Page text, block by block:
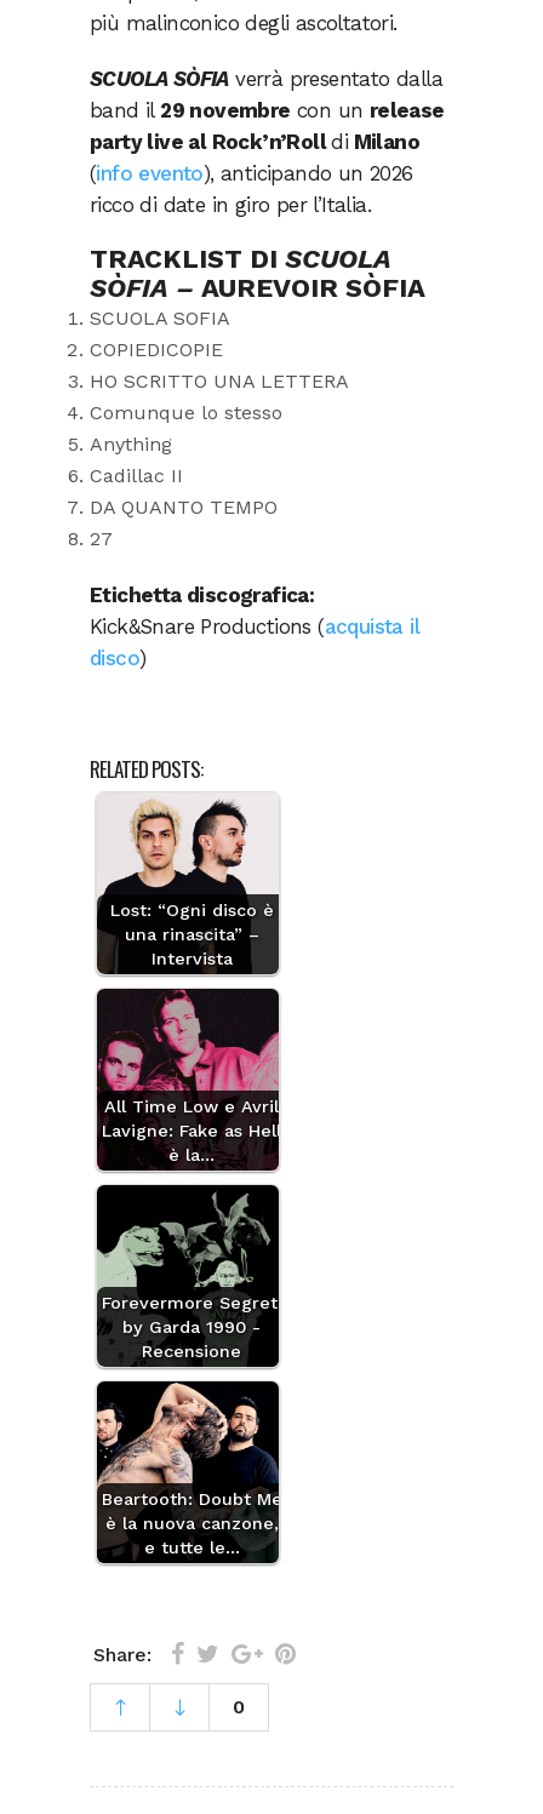
più malinconico degli ascoltatori.
SCUOLA SÒFIAverrà presentato dalla
band il 29 novembre con un release
party live al Rock’n’Rolldi Milano
(info evento), anticipando un 2026
ricco di date in giro per l’Italia.
TRACKLIST DI SCUOLA
SÒFIA – AUREVOIR SÒFIA
SCUOLA SOFIA
COPIEDICOPIE
HO SCRITTO UNA LETTERA
Comunque lo stesso
Anything
Cadillac II
DA QUANTO TEMPO
27
Etichetta discografica:
Kick&Snare Productions (acquista il
disco)
RELATED POSTS:
Lost: “Ogni disco è
una rinascita” –
Intervista
All Time Low e Avril
Lavigne: Fake as Hell
è la…
Forevermore Segreti
by Garda 1990 -
Recensione
Beartooth: Doubt Me
è la nuova canzone,
e tutte le…
Share:
0